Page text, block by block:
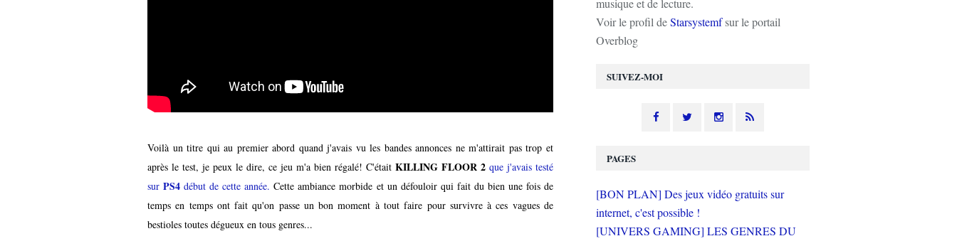
Voilà un titre qui au premier abord quand j'avais vu les bandes annonces ne m'attirait pas trop et
après le test, je peux le dire, ce jeu m'a bien régalé! C'était KILLING FLOOR 2 que j'avais testé
surPS4 début de cette année. Cette ambiance morbide et un défouloir qui fait du bien une fois de
temps en temps ont fait qu'on passe un bon moment à tout faire pour survivre à ces vagues de
bestioles toutes dégueux en tous genres...
SUIVEZ-MOI
musique et de lecture.
Voir le profil deStarsystemfsur le portail
Overblog
PAGES
[BON PLAN] Des jeux vidéo gratuits sur
internet, c'est possible !
[UNIVERS GAMING] LES GENRES DU